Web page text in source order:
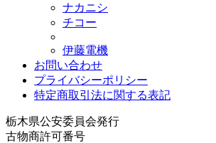
ナカニシ
チコー
伊藤電機
お問い合わせ
プライバシーポリシー
特定商取引法に関する表記
栃木県公安委員会発行
古物商許可番号